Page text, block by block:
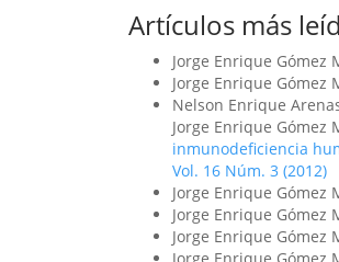
Artículos más
Jorge Enrique Gómez
Jorge Enrique Gómez
Nelson Enrique
Jorge Enrique Gómez
inmunodeficiencia
Vol. 16 Núm. 3 (2012)
Jorge Enrique Gómez
Jorge Enrique Gómez
Jorge Enrique Gómez
Jorge Enrique Gómez